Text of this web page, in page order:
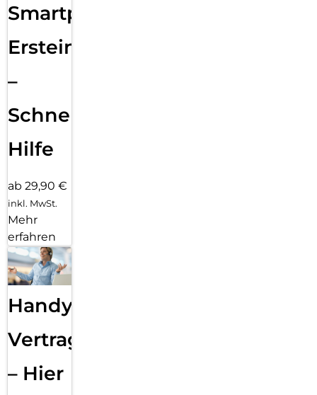
Smartphone
Ersteinrichtung
–
Schnelle
Hilfe
ab 29,90 €
inkl. MwSt.
Mehr
erfahren
Handy
Vertragsabwicklung
– Hier